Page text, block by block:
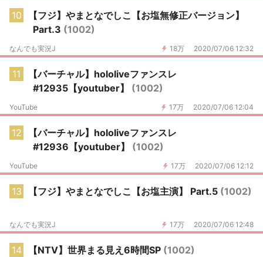
10
【フジ】やまとなでしこ【お塩無修正バージョン】
Part.3 (1002)
18万 2020/07/06 12:32
なんでも実況J
11
【バーチャル】hololiveファンスレ
#12935【youtuber】 (1002)
17万 2020/07/06 12:04
YouTube
12
【バーチャル】hololiveファンスレ
#12936【youtuber】 (1002)
17万 2020/07/06 12:12
YouTube
13 【フジ】やまとなでしこ【お塩主演】 Part.5 (1002)
17万 2020/07/06 12:48
なんでも実況J
14 【NTV】世界まる見え6時間SP (1002)